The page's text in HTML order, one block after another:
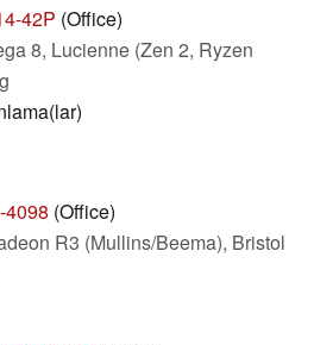
42P (Office)
8, Lucienne (Zen 2, Ryzen
4098 (Office)
R3 (Mullins/Beema), Bristol